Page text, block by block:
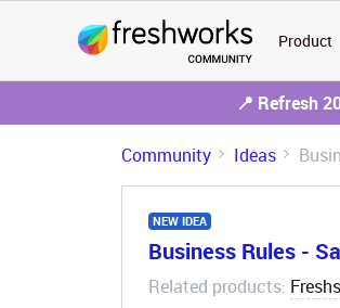
Product
📍 Refresh
Community Ideas
NEW IDEA
Business Rules -
Related products: